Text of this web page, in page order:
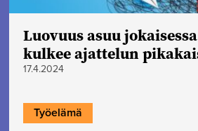
Luovuus asuu
kulkee ajattelun
17.4.2024
Työelämä